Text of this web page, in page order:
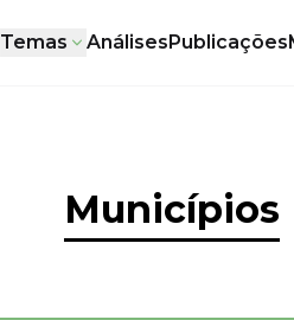
Temas AnálisesPublicações
Municípios